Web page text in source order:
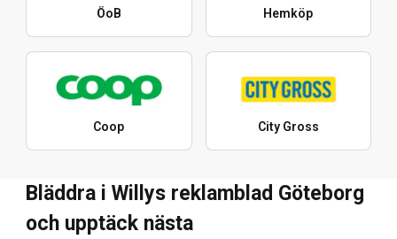
ÖoB Hemköp
Coop City Gross
Bläddra i Willys reklamblad Göteborg
och upptäck nästa